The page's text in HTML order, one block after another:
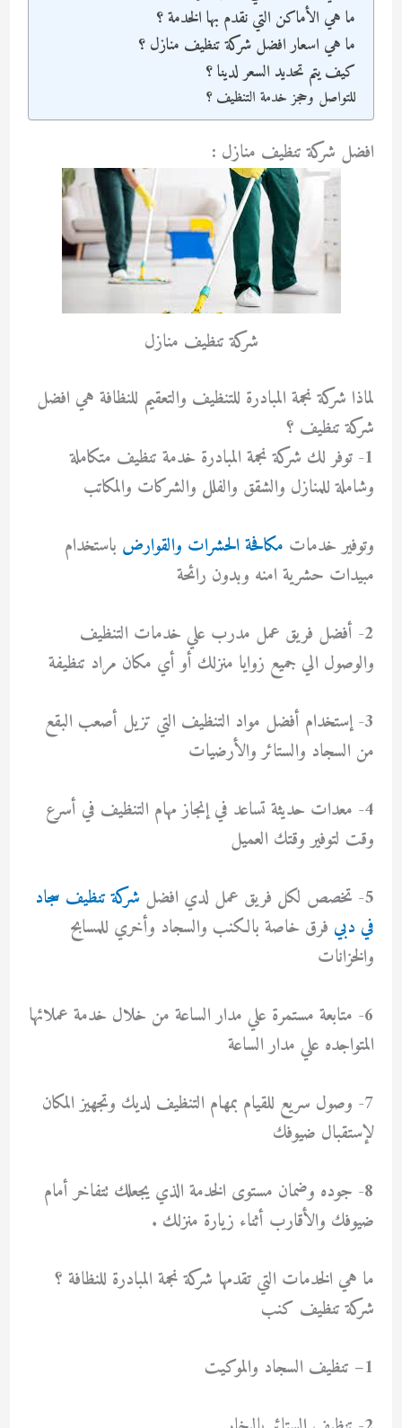
ما هي الأماكن التي نقدم بها الخدمة ؟
ما هي اسعار افضل شركة تنظيف منازل ؟
كيف يتم تحديد السعر لدينا ؟
للتواصل وحجز خدمة التنظيف ؟
افضل شركة تنظيف منازل :
شركة تنظيف منازل
لماذا شركة نجمة المبادرة للتنظيف والتعقيم للنظافة هي افضل
شركة تنظيف ؟
1- توفر لك شركة نجمة المبادرة خدمة تنظيف متكاملة
وشاملة للمنازل والشقق والفلل والشركات والمكاتب
وتوفير خدمات مكافحة الحشرات والقوارض باستخدام
مبيدات حشرية امنه وبدون رائحة
2- أفضل فريق عمل مدرب علي خدمات التنظيف
والوصول الي جميع زوايا منزلك أو أي مكان مراد تنظيفة
3- إستخدام أفضل مواد التنظيف التي تزيل أصعب البقع
من السجاد والستائر والأرضيات
4- معدات حديثة تساعد في إنجاز مهام التنظيف في أسرع
وقت لتوفير وقتك العميل
5- تخصص لكل فريق عمل لدي افضل
شركة تنظيف سجاد
في دبي فرق خاصة بالكنب والسجاد وأخري للمسابح
والخزانات
6- متابعة مستمرة علي مدار الساعة من خلال خدمة عملائها
المتواجده علي مدار الساعة
7- وصول سريع للقيام بمهام التنظيف لديك وتجهيز المكان
لإستقبال ضيوفك
8- جوده وضمان مستوى الخدمة الذي يجعلك تتفاخر أمام
ضيوفك والأقارب أثناء زيارة منزلك .
ما هي الخدمات التي تقدمها شركة نجمة المبادرة للنظافة ؟
شركة تنظيف كنب
1– تنظيف السجاد والموكيت